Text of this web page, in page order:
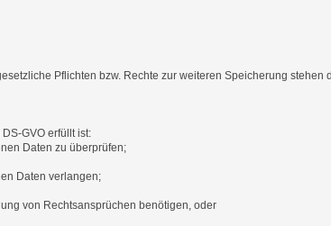
Pflichten bzw. Rechte zur weiteren Speicherung stehen
GVO erfüllt ist:
Daten zu überprüfen;
Daten verlangen;
von Rechtsansprüchen benötigen, oder